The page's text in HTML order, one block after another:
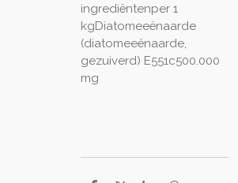
ingrediëntenper 1
kgDiatomeeënaarde
(diatomeeënaarde,
gezuiverd) E551c500.000
mg